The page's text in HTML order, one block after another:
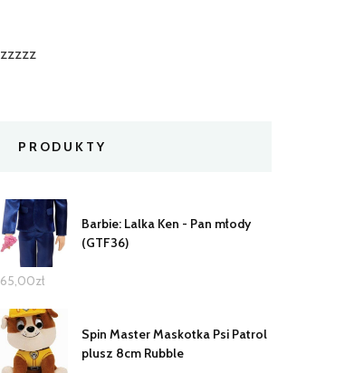
zzzzz
PRODUKTY
Barbie: Lalka Ken - Pan młody
(GTF36)
65,00zł
Spin Master Maskotka Psi Patrol
plusz 8cm Rubble